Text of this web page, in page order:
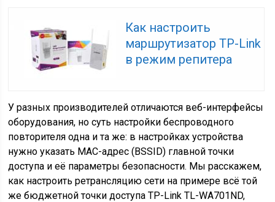
Как настроить
маршрутизатор TP-Link
в режим репитера
У разных производителей отличаются веб-интерфейсы
оборудования, но суть настройки беспроводного
повторителя одна и та же: в настройках устройства
нужно указать MAC-адрес (BSSID) главной точки
доступа и её параметры безопасности. Мы расскажем,
как настроить ретрансляцию сети на примере всё той
же бюджетной точки доступа TP-Link TL-WA701ND,